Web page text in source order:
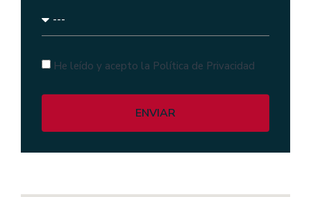
He leído y acepto la Política de Privacidad
ENVIAR